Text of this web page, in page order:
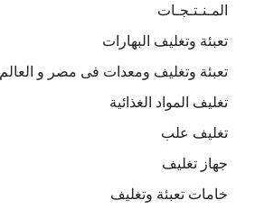
المـنـتـجـات
تعبئة وتغليف البهارات
تعبئة وتغليف ومعدات فى مصر و العالم
تغليف المواد الغذائية
تغليف علب
جهاز تغليف
خامات تعبئة وتغليف